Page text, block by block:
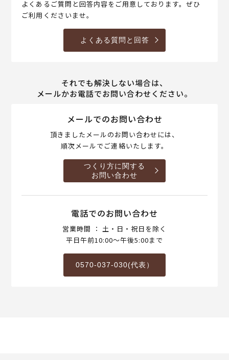
よくあるご質問と回答内容をご用意しております。ぜひ
ご利用くださいませ。
よくある質問と回答
それでも解決しない場合は、
メールかお電話でお問い合わせください。
メールでのお問い合わせ
頂きましたメールのお問い合わせには、
順次メールでご連絡いたします。
つくり方に関する
お問い合わせ
電話でのお問い合わせ
営業時間 ： 土・日・祝日を除く
平日午前10:00～午後5:00まで
0570-037-030(代表）